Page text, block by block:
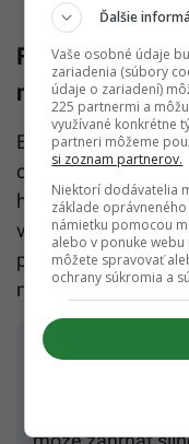
Fenomén
neistotu či
El Niño ovplyvňuje
celom svete.
hladiny mora vo
vplyv na
prúdov a zrážkam.
nebezpečenstiev,
Extrémne
podmienkam na
Ďalšie
Vaše osobné údaje
zariadenia (súbory
údaje o zariadení)
225 partnermi a
využívané konkrétne
partneri môžeme
si zoznam partnerov.
Niektorí dodávatelia
základe
námietku pomocou
alebo v ponuke
môžete spravovať
ochrany súkromia a